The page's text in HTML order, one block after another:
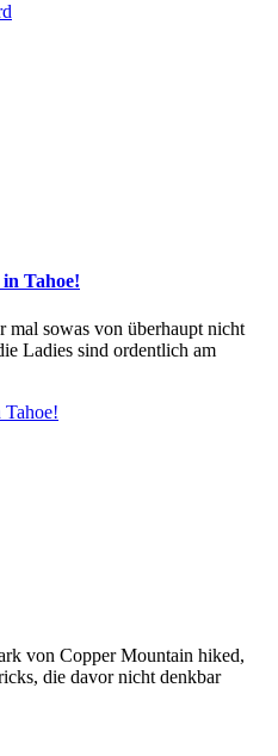
Tahoe!
mal sowas von überhaupt nicht
Ladies sind ordentlich am
Tahoe!
von Copper Mountain hiked,
die davor nicht denkbar